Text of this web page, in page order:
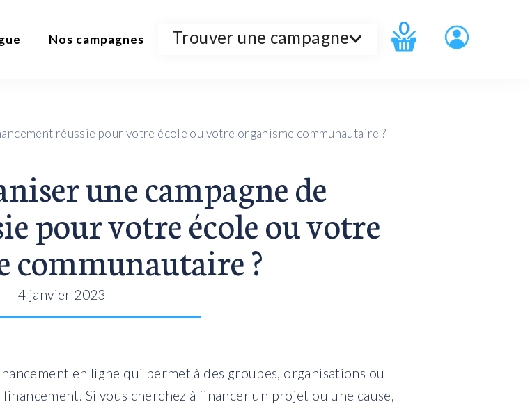
Nos campagnes Trouver une campagne 0
réussie pour votre école ou votre organisme communautaire ?
une campagne de
pour votre école ou votre
communautaire ?
4 janvier 2023
en ligne qui permet à des groupes, organisations ou
Si vous cherchez à financer un projet ou une cause,